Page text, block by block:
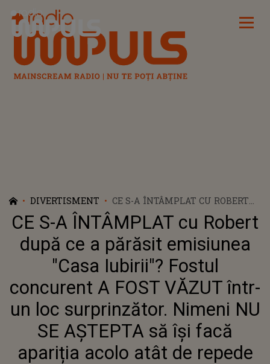
Radio Impuls
DIVERTISMENT
CE S-A ÎNTÂMPLAT CU ROBERT
DUPĂ CE A PĂRĂSIT EMISIUNEA
"CASA IUBIRII"? FOSTUL
CONCURENT A FOST VĂZUT
ÎNTR-UN LOC SURPRINZĂTOR.
NIMENI NU SE AȘTEPTA SĂ ÎȘI
FACĂ APARIȚIA ACOLO ATÂT DE
REPEDE
CE S-A ÎNTÂMPLAT cu Robert
după ce a părăsit emisiunea
"Casa Iubirii"? Fostul
concurent A FOST VĂZUT într-
un loc surprinzător. Nimeni NU
SE AȘTEPTA să își facă
apariția acolo atât de repede